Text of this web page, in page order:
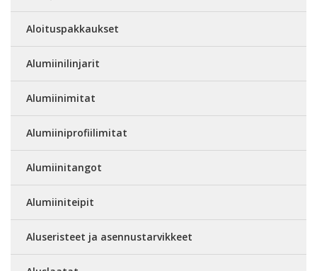
Aloituspakkaukset
Alumiinilinjarit
Alumiinimitat
Alumiiniprofiilimitat
Alumiinitangot
Alumiiniteipit
Aluseristeet ja asennustarvikkeet